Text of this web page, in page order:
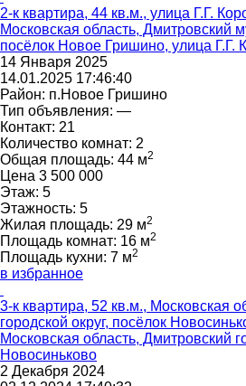
2-к квартира, 44 кв.м., улица Г.Г.
Московская область, Дмитровский
посёлок Новое Гришино, улица Г.Г.
14 Января 2025
14.01.2025 17:46:40
Район: п.Новое Гришино
Тип объявления: —
Контакт: 21
Количество комнат: 2
Общая площадь: 44 м2
Цена 3 500 000
Этаж: 5
Этажность: 5
Жилая площадь: 29 м2
Площадь комнат: 16 м2
Площадь кухни: 7 м2
в избранное
3-к квартира, 52 кв.м., Московская
городской округ, посёлок
Московская область, Дмитровский
Новосиньково
2 Декабря 2024